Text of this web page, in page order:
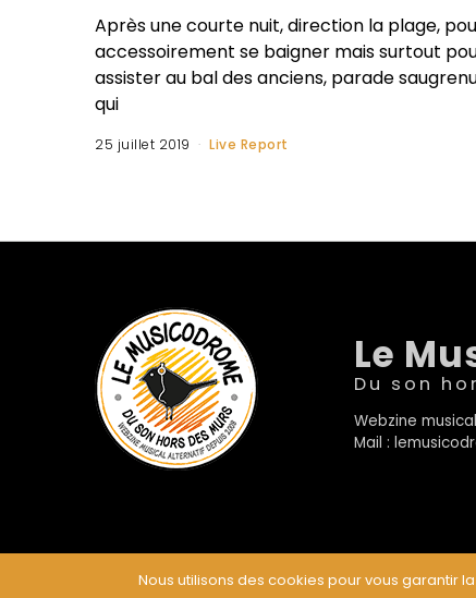
Après une courte nuit, direction la plage,
accessoirement se baigner mais surtout
assister au bal des anciens, parade
qui
25 juillet 2019 Live Report
Le
Du son
Webzine
Mail :
Nous utilisons des cookies pour vous garantir